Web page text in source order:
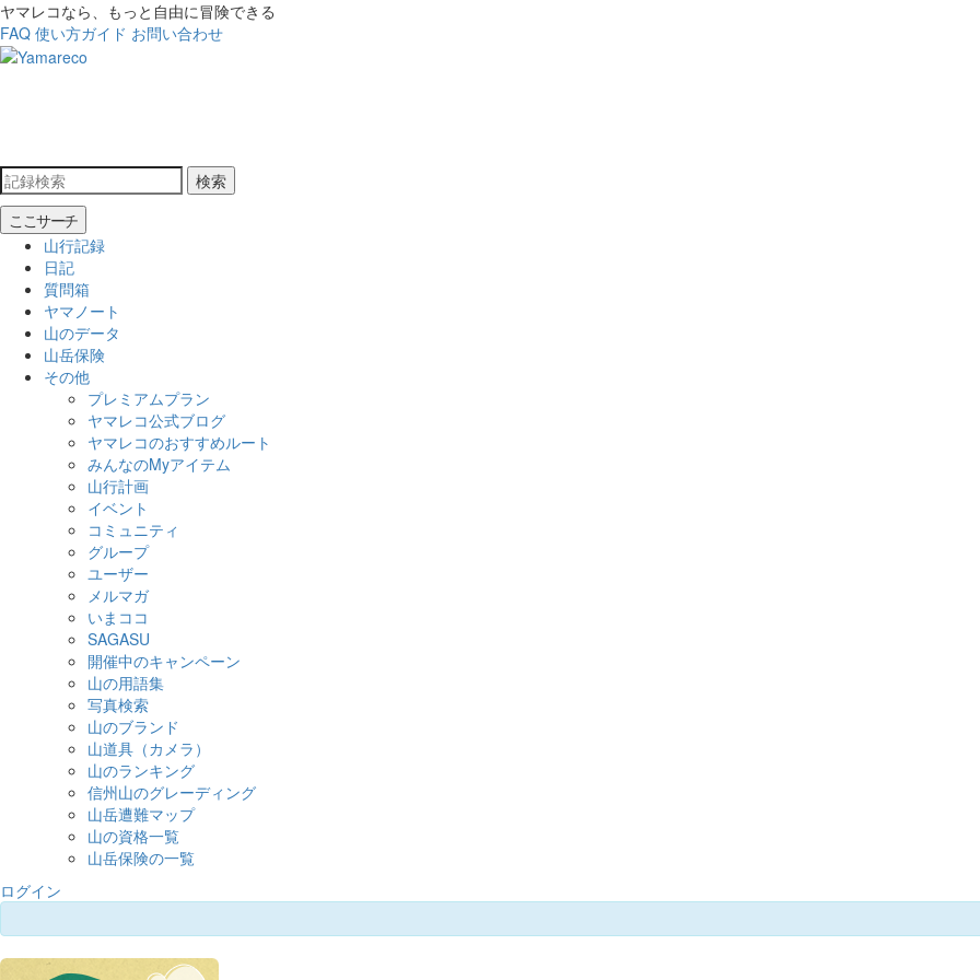
ヤマレコなら、もっと自由に冒険できる
FAQ 使い方ガイド お問い合わせ
検索
ここサーチ
山行記録
日記
質問箱
ヤマノート
山のデータ
山岳保険
その他
プレミアムプラン
ヤマレコ公式ブログ
ヤマレコのおすすめルート
みんなのMyアイテム
山行計画
イベント
コミュニティ
グループ
ユーザー
メルマガ
いまココ
SAGASU
開催中のキャンペーン
山の用語集
写真検索
山のブランド
山道具（カメラ）
山のランキング
信州山のグレーディング
山岳遭難マップ
山の資格一覧
山岳保険の一覧
ログイン